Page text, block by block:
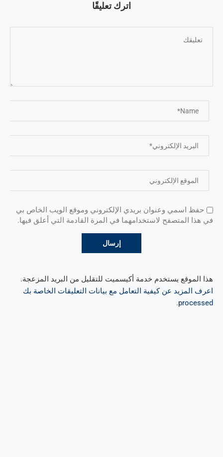
اترك تعليقًا
حفظ اسمي وعنوان بريدي الإلكتروني وموقع الويب الخاص بي
في هذا المتصفح لاستخدامهما في المرة القادمة التي أعلق فيها.
هذا الموقع يستخدم خدمة أكيسميت للتقليل من البريد المزعجة.
اعرف المزيد عن كيفية التعامل مع بيانات التعليقات الخاصة بك
processed
.